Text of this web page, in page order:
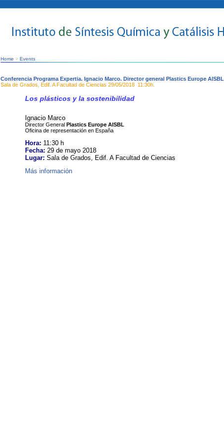
Home > Events
Conferencia Programa Expertia. Ignacio Marco. Director general Plastics Europe AISBL
Sala de Grados, Edif. A Facultad de Ciencias 29/05/2018 11:30h.
Los plásticos y la sostenibilidad
Ignacio Marco
Director General Plastics Europe AISBL
Oficina de representación en España
Hora: 11:30 h
Fecha: 29 de mayo 2018
Lugar: Sala de Grados, Edif. A Facultad de Ciencias
Más información